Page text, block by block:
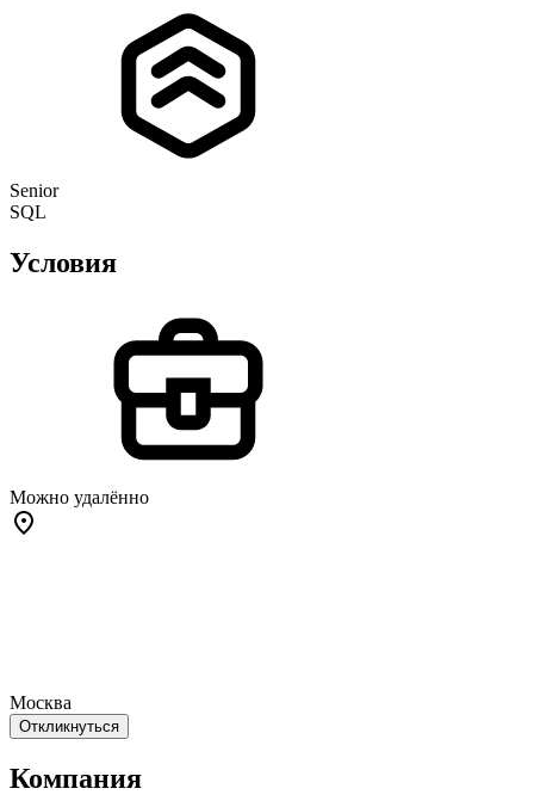
Senior
SQL
Условия
Можно удалённо
Москва
Откликнуться
Компания